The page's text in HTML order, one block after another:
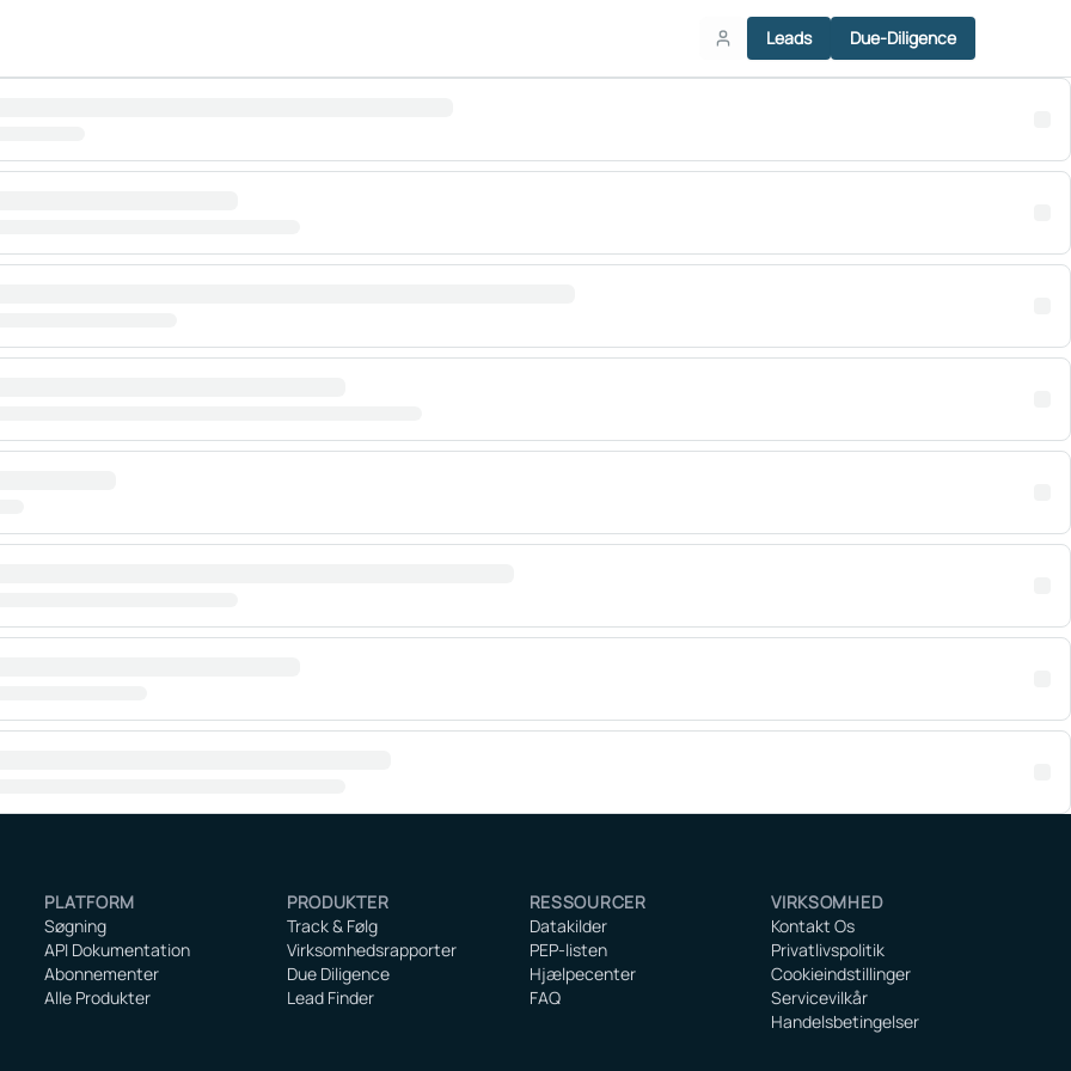
Leads Due-Diligence
PLATFORM
Søgning
API Dokumentation
Abonnementer
Alle Produkter
PRODUKTER
Track & Følg
Virksomhedsrapporter
Due Diligence
Lead Finder
RESSOURCER
Datakilder
PEP-listen
Hjælpecenter
FAQ
VIRKSOMHED
Kontakt Os
Privatlivspolitik
Cookieindstillinger
Servicevilkår
Handelsbetingelser